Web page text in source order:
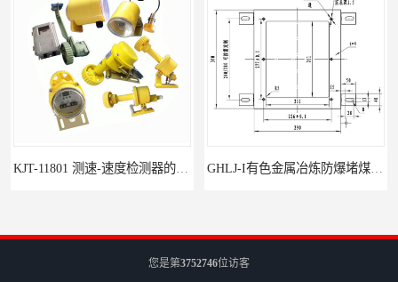
您是第3752746位访客